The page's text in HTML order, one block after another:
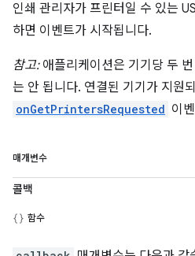
인쇄 관리자가 프린터일 수 있는
하면 이벤트가 시작됩니다.
참고:애플리케이션은 기기당 두
는 안 됩니다. 연결된 기기가 지원
onGetPrintersRequested 이
매개변수
콜백
함수